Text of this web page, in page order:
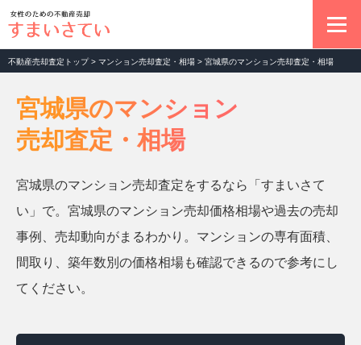
不動産売却の基本
マンション売却査定
土地売却査定
一戸建て売却査定
不動産売却査定トップ > マンション売却査定・相場 > 宮城県のマンション売却査定・相場
宮城県のマンション
売却査定・相場
宮城県のマンション売却査定をするなら「すまいさて
い」で。宮城県のマンション売却価格相場や過去の売却
事例、売却動向がまるわかり。マンションの専有面積、
間取り、築年数別の価格相場も確認できるので参考にし
てください。